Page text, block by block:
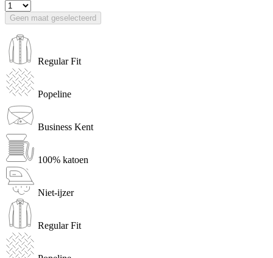
Geen maat geselecteerd
Regular Fit
Popeline
Business Kent
100% katoen
Niet-ijzer
Regular Fit